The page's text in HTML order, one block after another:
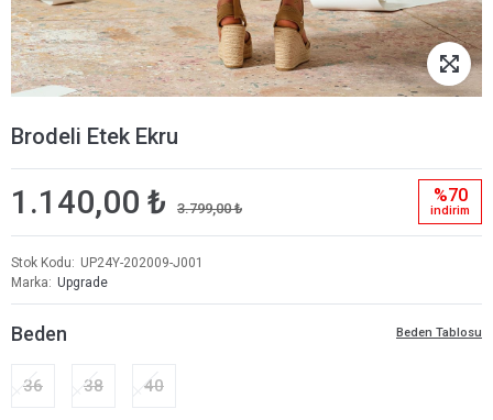
Brodeli Etek Ekru
1.140,00 ₺ 3.799,00 ₺
%70
i̇ndi̇ri̇m
Stok Kodu
UP24Y-202009-J001
Marka
Upgrade
Beden Tablosu
Beden
36 38 40